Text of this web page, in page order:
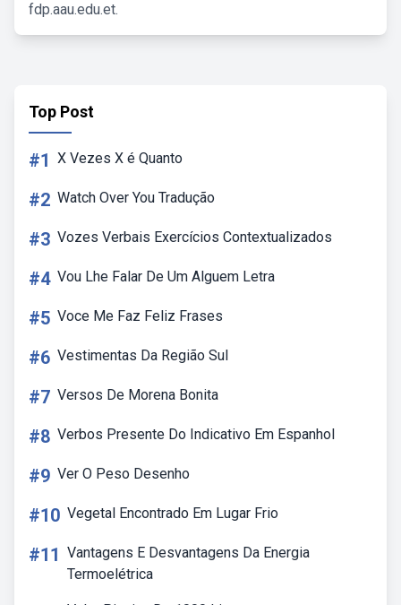
fdp.aau.edu.et.
Top Post
#1 X Vezes X é Quanto
#2 Watch Over You Tradução
#3 Vozes Verbais Exercícios Contextualizados
#4 Vou Lhe Falar De Um Alguem Letra
#5 Voce Me Faz Feliz Frases
#6 Vestimentas Da Região Sul
#7 Versos De Morena Bonita
#8 Verbos Presente Do Indicativo Em Espanhol
#9 Ver O Peso Desenho
#10 Vegetal Encontrado Em Lugar Frio
#11 Vantagens E Desvantagens Da Energia
Termoelétrica